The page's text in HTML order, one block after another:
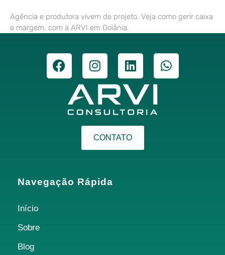
Agência e produtora vivem de projeto. Veja como gerir caixa
e margem, com a ARVI em Goiânia.
CONTATO
Navegação Rápida
Início
Sobre
Blog